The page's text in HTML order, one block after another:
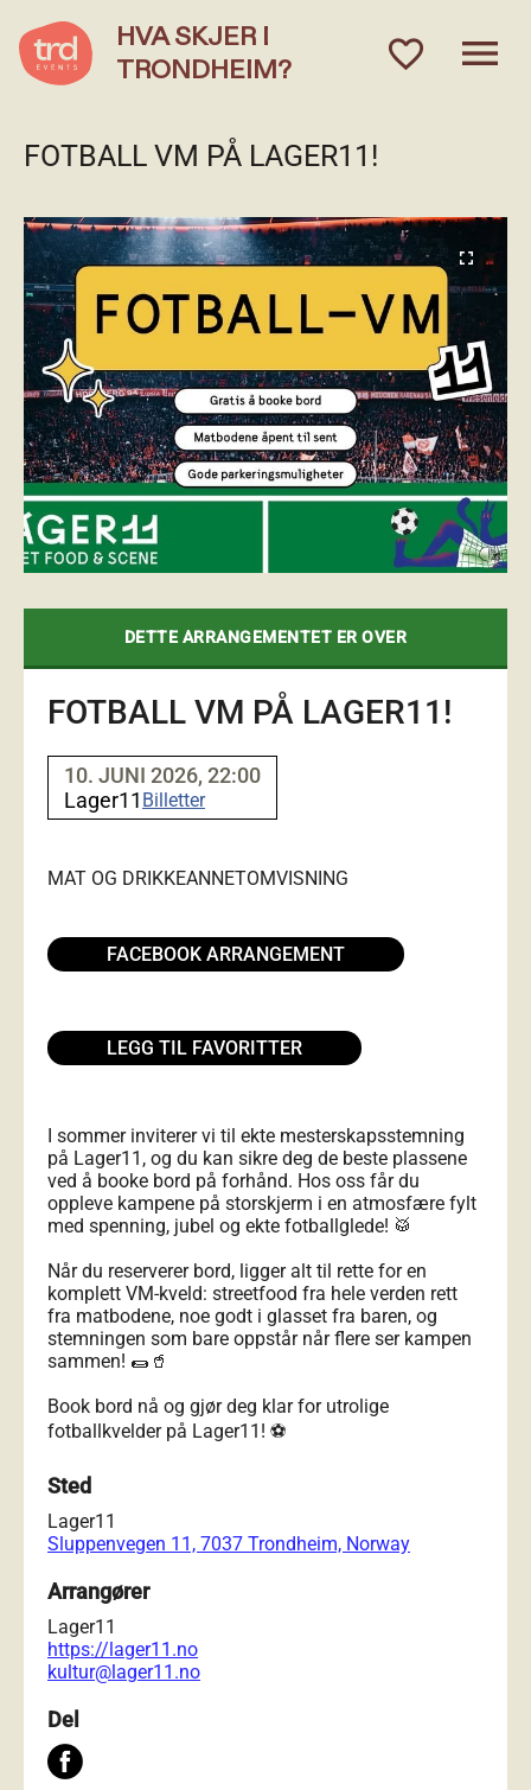
HVA SKJER I
TRONDHEIM?
favorite_outlinedmenu
FOTBALL VM PÅ LAGER11!
fullscreen
DETTE ARRANGEMENTET ER OVER
FOTBALL VM PÅ LAGER11!
10. JUNI 2026, 22:00
Lager11 Billetter
MAT OG DRIKKEANNETOMVISNING
FACEBOOK ARRANGEMENT
LEGG TIL FAVORITTER
I sommer inviterer vi til ekte mesterskapsstemning
på Lager11, og du kan sikre deg de beste plassene
ved å booke bord på forhånd. Hos oss får du
oppleve kampene på storskjerm i en atmosfære fylt
med spenning, jubel og ekte fotballglede! 🥁
Når du reserverer bord, ligger alt til rette for en
komplett VM-kveld: streetfood fra hele verden rett
fra matbodene, noe godt i glasset fra baren, og
stemningen som bare oppstår når flere ser kampen
sammen! 🌯🥤
Book bord nå og gjør deg klar for utrolige
fotballkvelder på Lager11! ⚽
Sted
Lager11
Sluppenvegen 11, 7037 Trondheim, Norway
Arrangører
Lager11
https://lager11.no
kultur@lager11.no
Del